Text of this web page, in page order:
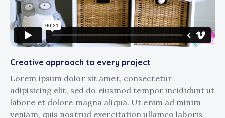
Creative approach to every project
Lorem ipsum dolor sit amet, consectetur
adipisicing elit, sed do eiusmod tempor incididunt ut
labore et dolore magna aliqua. Ut enim ad minim
veniam, quis nostrud exercitation ullamco laboris